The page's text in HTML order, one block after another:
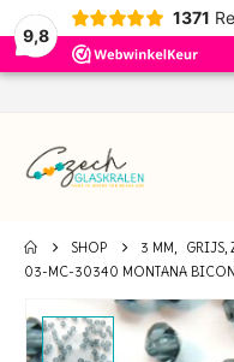
9,8
1371
SHOP 3 MM,
GRIJS,
03-MC-30340 MONTANA